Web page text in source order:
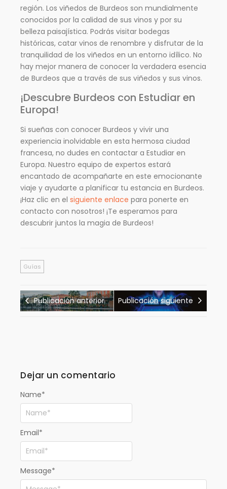
región. Los viñedos de Burdeos son mundialmente
conocidos por la calidad de sus vinos y por su
belleza paisajística. Podrás visitar bodegas
históricas, catar vinos de renombre y disfrutar de la
tranquilidad de los viñedos en un entorno idílico. No
hay mejor manera de conocer la verdadera esencia
de Burdeos que a través de sus viñedos y sus vinos.
¡Descubre Burdeos con Estudiar en
Europa!
Si sueñas con conocer Burdeos y vivir una
experiencia inolvidable en esta hermosa ciudad
francesa, no dudes en contactar a Estudiar en
Europa. Nuestro equipo de expertos estará
encantado de acompañarte en este emocionante
viaje y ayudarte a planificar tu estancia en Burdeos.
¡Haz clic en el siguiente enlace para ponerte en
contacto con nosotros! ¡Te esperamos para
descubrir juntos la magia de Burdeos!
Guías
Publicación anterior Publicación siguiente
Dejar un comentario
Message*
Name*
Email*